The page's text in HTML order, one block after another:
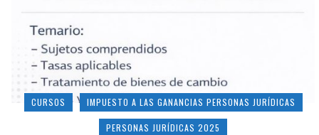
CURSOS IMPUESTO A LAS GANANCIAS PERSONAS JURÍDICAS
PERSONAS JURÍDICAS 2025